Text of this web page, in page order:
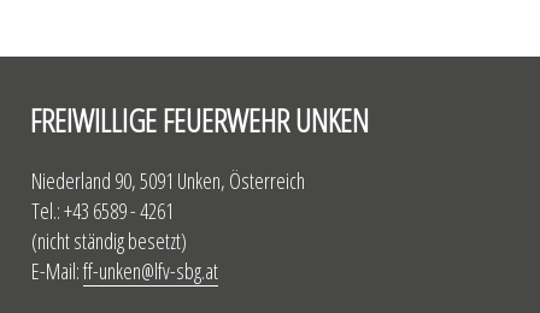
FREIWILLIGE FEUERWEHR UNKEN
Niederland 90, 5091 Unken, Österreich
Tel.: +43 6589 - 4261
(nicht ständig besetzt)
E-Mail:ff-unken@lfv-sbg.at